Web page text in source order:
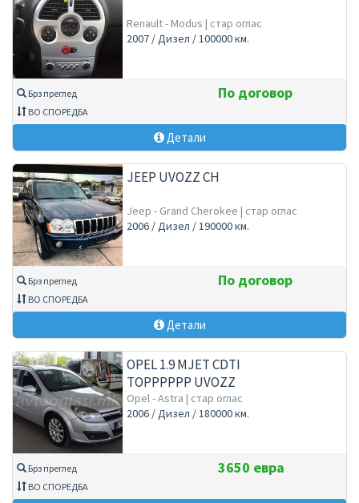
Renault - Modus | стар оглас
2007 / Дизел / 100000 км.
Брз преглед
ВО СПОРЕДБА
По договор
Детали
JEEP UVOZZ CH
Jeep - Grand Cherokee | стар оглас
2006 / Дизел / 190000 км.
Брз преглед
ВО СПОРЕДБА
По договор
Детали
OPEL 1.9 MJET CDTI
TOPPPPPP UVOZZ
Opel - Astra | стар оглас
2006 / Дизел / 180000 км.
Брз преглед
ВО СПОРЕДБА
3650 евра